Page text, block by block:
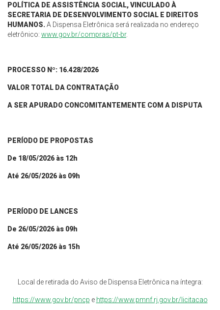
POLÍTICA DE ASSISTÊNCIA SOCIAL, VINCULADO À
SECRETARIA DE DESENVOLVIMENTO SOCIAL E DIREITOS
HUMANOS. A Dispensa Eletrônica será realizada no endereço
eletrônico: www.gov.br/compras/pt-br.
PROCESSO Nº: 16.428/2026
VALOR TOTAL DA CONTRATAÇÃO
A SER APURADO CONCOMITANTEMENTE COM A DISPUTA
PERÍODO DE PROPOSTAS
De 18/05/2026 às 12h
Até 26/05/2026 às 09h
PERÍODO DE LANCES
De 26/05/2026 às 09h
Até 26/05/2026 às 15h
Local de retirada do Aviso de Dispensa Eletrônica na íntegra:
https://www.gov.br/pncp e https://www.pmnf.rj.gov.br/licitacao